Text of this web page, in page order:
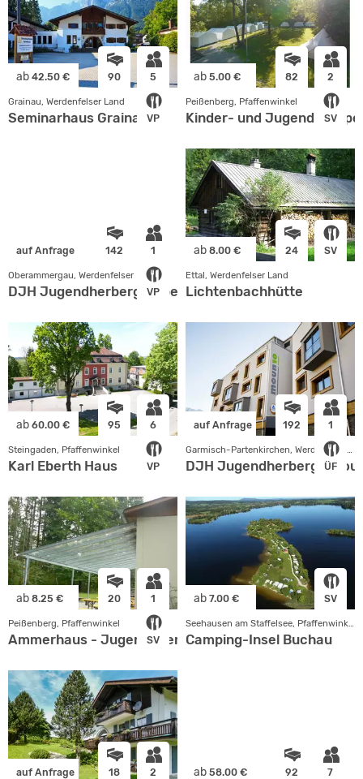
ab 42.50 € 90 5
VP
Grainau, Werdenfelser Land
Seminarhaus Grainau
ab 5.00 € 82 2
SV
Peißenberg, Pfaffenwinkel
Kinder- und
auf Anfrage 142 1
VP
Oberammergau, Werdenfelser Land
DJH Jugendherberge Oberammergau
ab 8.00 € 24 SV
Ettal, Werdenfelser Land
Lichtenbachhütte
ab 60.00 € 95 6
VP
Steingaden, Pfaffenwinkel
Karl Eberth Haus
auf Anfrage 192 1
ÜF
DJH Jugendherberge
ab 8.25 € 20 1
SV
Peißenberg, Pfaffenwinkel
Ammerhaus - Jugendübernachtungshaus
ab 7.00 € SV
Seehausen am Staffelsee, Pfaffenwinkel
Camping-Insel Buchau
auf Anfrage 18 2 ab 58.00 € 92 7